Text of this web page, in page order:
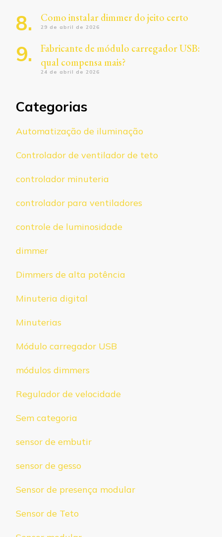
Como instalar dimmer do jeito certo
29 de abril de 2026
Fabricante de módulo carregador USB:
qual compensa mais?
24 de abril de 2026
Categorias
Automatização de iluminação
Controlador de ventilador de teto
controlador minuteria
controlador para ventiladores
controle de luminosidade
dimmer
Dimmers de alta potência
Minuteria digital
Minuterias
Módulo carregador USB
módulos dimmers
Regulador de velocidade
Sem categoria
sensor de embutir
sensor de gesso
Sensor de presença modular
Sensor de Teto